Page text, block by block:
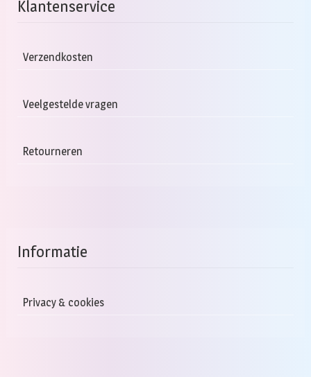
Klantenservice
Verzendkosten
Veelgestelde vragen
Retourneren
Informatie
Privacy & cookies